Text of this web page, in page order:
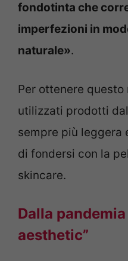
fondotinta che
imperfezioni in
naturale».
Per ottenere
utilizzati prodotti
sempre più leggera
di fondersi con la
skincare.
Dalla
aesthetic”